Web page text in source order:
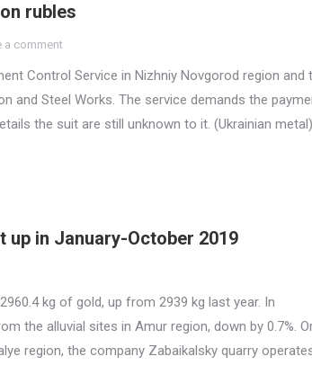
rubles
a comment
Control Service in Nizhniy Novgorod region and
and Steel Works. The service demands the
the suit are still unknown to it. (Ukrainian metal)
in January-October 2019
kg of gold, up from 2939 kg last year. In
the alluvial sites in Amur region, down by 0.7%.
region, the company Zabaikalsky quarry